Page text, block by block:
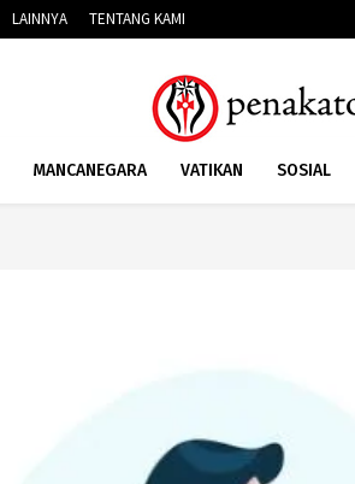
LAINNYA TENTANG KAMI
MANCANEGARA VATIKAN SOSIAL